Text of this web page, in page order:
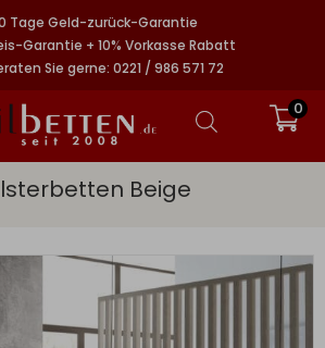
Tage Geld-zurück-Garantie
Garantie + 10% Vorkasse Rabatt
Sie gerne: 0221 / 986 571 72
0
Beige